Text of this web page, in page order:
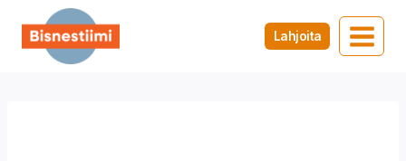
sisältöön
Lahjoita